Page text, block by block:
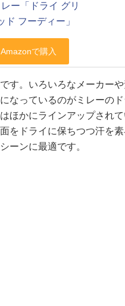
レー「ドライ グリ
ド フーディー」
す。いろいろなメーカー
なっているのがミレーの
ほかにラインアップされ
をドライに保ちつつ汗を
ーンに最適です。